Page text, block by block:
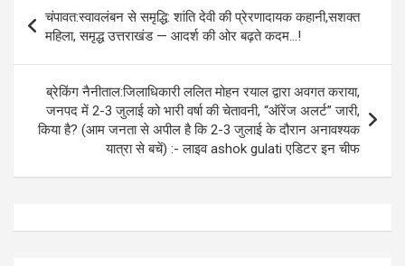
navigation
चंपावत:स्वावलंबन से समृद्धि: शांति देवी की प्रेरणादायक कहानी,सशक्त
महिला, समृद्ध उत्तराखंड — आदर्श की ओर बढ़ते कदम…!
ब्रेकिंग नैनीताल:जिलाधिकारी ललित मोहन रयाल द्वारा अवगत कराया,
जनपद में 2-3 जुलाई को भारी वर्षा की चेतावनी, “ऑरेंज अलर्ट” जारी,
किया है? (आम जनता से अपील है कि 2-3 जुलाई के दौरान अनावश्यक
यात्रा से बचें) :- लाइव ashok gulati एडिटर इन चीफ